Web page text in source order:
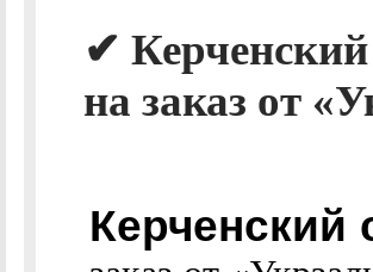
✔
на заказ от
Керченский